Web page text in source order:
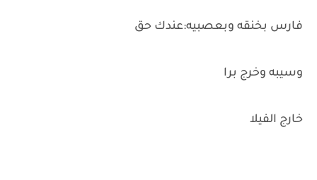
فارس بخنقه وبعصبيه:عندك حق
وسيبه وخرج برا
خارج الفيلا